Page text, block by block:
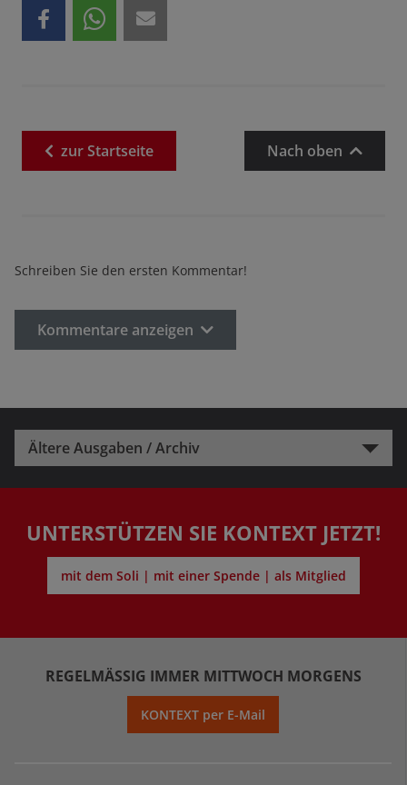
zurStartseite Nach oben
Schreiben Sie den ersten Kommentar!
Kommentare anzeigen
Ältere Ausgaben / Archiv
UNTERSTÜTZEN SIE KONTEXT JETZT!
mit dem Soli | mit einer Spende | als Mitglied
REGELMÄSSIG IMMER MITTWOCH MORGENS
KONTEXT per E-Mail